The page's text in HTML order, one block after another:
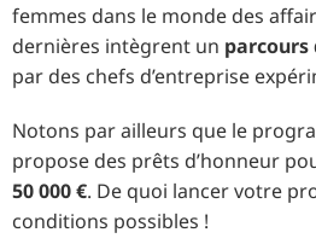
femmes dans le monde des
dernières intègrent un
par des chefs d’entreprise
Notons par ailleurs que le
propose des prêts d’honneur
50 000 €. De quoi lancer votre
conditions possibles !